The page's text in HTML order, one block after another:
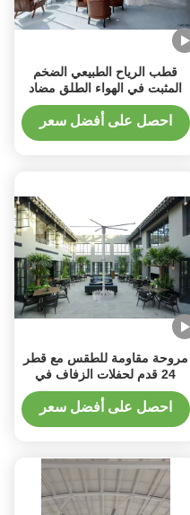
قطب الرياح الطبيعي الضخم
المثبت في الهواء الطلق مضاد
للأرصاد الجوية للحدائق 5
شفرات
احصل على أفضل سعر
مروحة مقاومة للطقس مع قطر
24 قدم لحفلات الزفاف في
الهواء الطلق
احصل على أفضل سعر